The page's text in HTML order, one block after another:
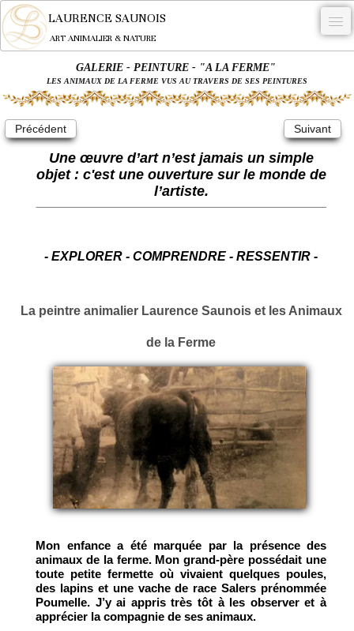
LAURENCE SAUNOIS
ART ANIMALIER & NATURE
NYMPHEUS LUMINANSIS.
OEUVRES
BECASSE
NEWS
Français
GALERIE - PEINTURE - "A LA FERME"
LES ANIMAUX DE LA FERME VUS AU TRAVERS DE SES PEINTURES
Précédent Suivant
Une œuvre d’art n’est jamais un simple
objet : c'est une ouverture sur le monde de
l’artiste.
- EXPLORER - COMPRENDRE - RESSENTIR -
La peintre animalier Laurence Saunois et les Animaux
de la Ferme
Mon enfance a été marquée par la présence des
animaux de la ferme. Mon grand-père possédait une
toute petite fermette où vivaient quelques poules,
des lapins et une vache de race Salers prénommée
Poumelle. J’y ai appris très tôt à les observer et à
apprécier la compagnie de ses animaux.